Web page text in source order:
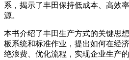
系，揭示了丰田保持低成本、高效
源。
本书介绍了丰田生产方式的关键思
板系统和标准作业，提出如何在经
绝浪费、优化流程，实现企业生产